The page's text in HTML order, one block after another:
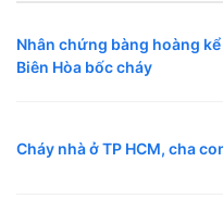
Nhân chứng bàng hoàng
Biên Hòa bốc cháy
Cháy nhà ở TP HCM, cha